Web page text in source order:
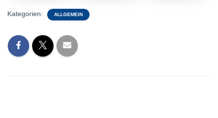
Kategorien: ALLGEMEIN